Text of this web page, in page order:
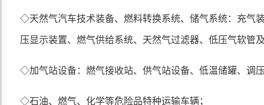
◇天然气汽车技术装备、燃料转换系统、储气系统：充气
压显示装置、燃气供给系统、天然气过滤器、低压气软管
◇加气站设备：燃气接收站、供气站设备、低温储罐、调
◇石油、燃气、化学等危险品特种运输车辆；